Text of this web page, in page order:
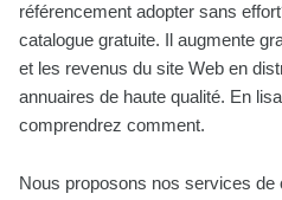
référencement adopter sans
catalogue gratuite. Il augmente
et les revenus du site Web en
annuaires de haute qualité. En
comprendrez comment.
Nous proposons nos services de